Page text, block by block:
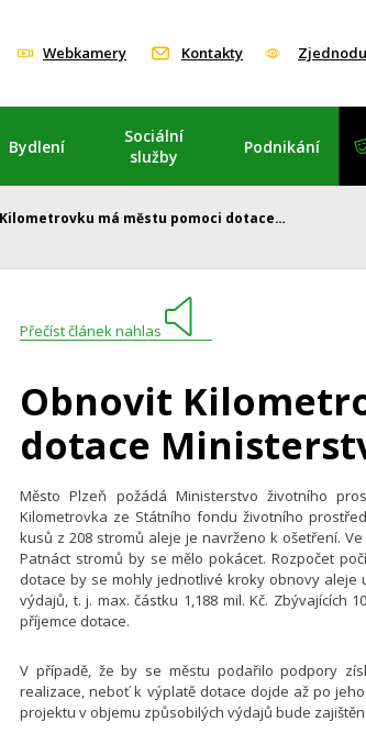
Webkamery Kontakty
Bydlení
Sociální
služby
Podnikání
má městu pomoci dotace…
Přečíst článek nahlas
Obnovit
dotace
Město Plzeň požádá Ministerstvo životního
Kilometrovka ze Státního fondu životního
kusů z 208 stromů aleje je navrženo k ošetření.
Patnáct stromů by se mělo pokácet. Rozpočet
dotace by se mohly jednotlivé kroky obnovy aleje
výdajů, t. j. max. částku 1,188 mil. Kč.
příjemce dotace.
V případě, že by se městu podařilo podpory
realizace, neboť k výplatě dotace dojde až po
projektu v objemu způsobilých výdajů bude